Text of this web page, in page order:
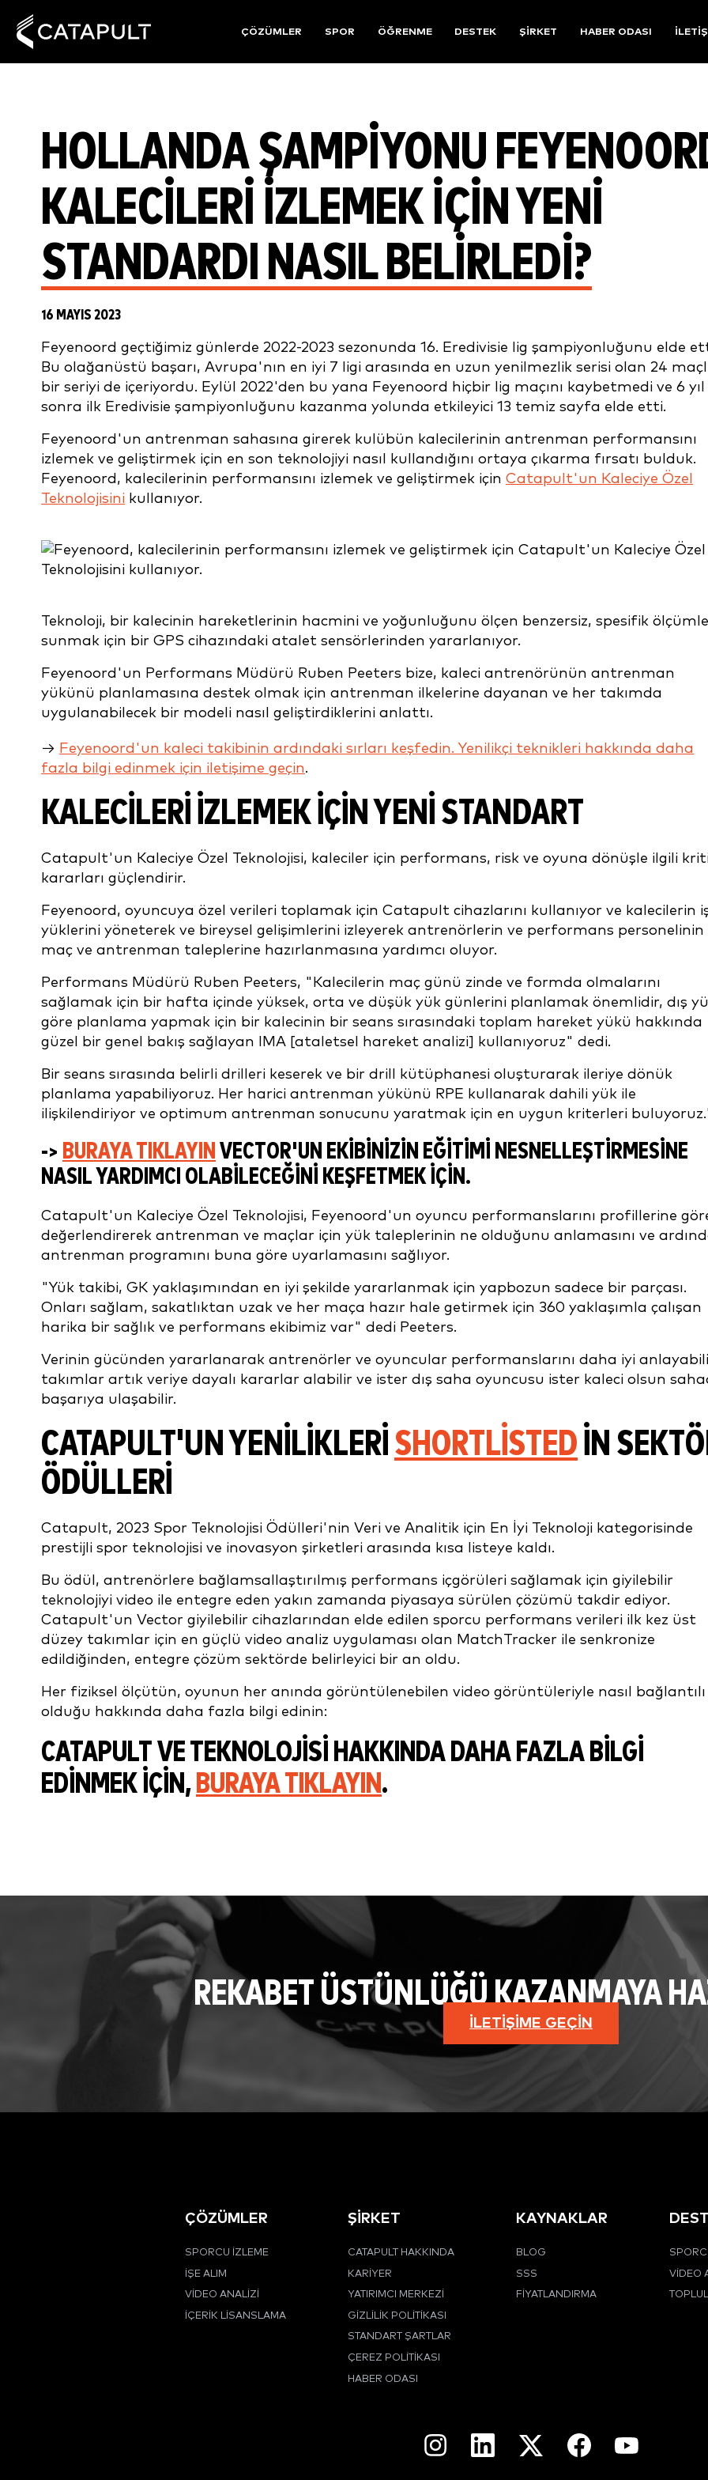
ÇÖZÜMLER SPOR ÖĞRENME DESTEK ŞIRKET HABER ODASI
HOLLANDA ŞAMPIYONU
KALECILERI İZLEMEK İÇIN YENI
STANDARDI NASIL BELIRLEDI?
16 MAYIS 2023
Feyenoord geçtiğimiz günlerde 2022-2023 sezonunda 16. Eredivisie lig şampiyonluğunu elde
Bu olağanüstü başarı, Avrupa'nın en iyi 7 ligi arasında en uzun yenilmezlik serisi olan 24
bir seriyi de içeriyordu. Eylül 2022'den bu yana Feyenoord hiçbir lig maçını kaybetmedi ve 6 yıl
sonra ilk Eredivisie şampiyonluğunu kazanma yolunda etkileyici 13 temiz sayfa elde etti.
Feyenoord'un antrenman sahasına girerek kulübün kalecilerinin antrenman performansını
izlemek ve geliştirmek için en son teknolojiyi nasıl kullandığını ortaya çıkarma fırsatı bulduk.
Feyenoord, kalecilerinin performansını izlemek ve geliştirmek için Catapult'un Kaleciye Özel
Teknolojisini kullanıyor.
Teknoloji, bir kalecinin hareketlerinin hacmini ve yoğunluğunu ölçen benzersiz, spesifik
sunmak için bir GPS cihazındaki atalet sensörlerinden yararlanıyor.
Feyenoord'un Performans Müdürü Ruben Peeters bize, kaleci antrenörünün antrenman
yükünü planlamasına destek olmak için antrenman ilkelerine dayanan ve her takımda
uygulanabilecek bir modeli nasıl geliştirdiklerini anlattı.
→ Feyenoord'un kaleci takibinin ardındaki sırları keşfedin. Yenilikçi teknikleri hakkında daha
fazla bilgi edinmek için iletişime geçin.
KALECILERI IZLEMEK IÇIN YENI STANDART
Catapult'un Kaleciye Özel Teknolojisi, kaleciler için performans, risk ve oyuna dönüşle ilgili
kararları güçlendirir.
Feyenoord, oyuncuya özel verileri toplamak için Catapult cihazlarını kullanıyor ve kalecilerin
yüklerini yöneterek ve bireysel gelişimlerini izleyerek antrenörlerin ve performans personelinin
maç ve antrenman taleplerine hazırlanmasına yardımcı oluyor.
Performans Müdürü Ruben Peeters, "Kalecilerin maç günü zinde ve formda olmalarını
sağlamak için bir hafta içinde yüksek, orta ve düşük yük günlerini planlamak önemlidir, dış
göre planlama yapmak için bir kalecinin bir seans sırasındaki toplam hareket yükü hakkında
güzel bir genel bakış sağlayan IMA [ataletsel hareket analizi] kullanıyoruz" dedi.
Bir seans sırasında belirli drilleri keserek ve bir drill kütüphanesi oluşturarak ileriye dönük
planlama yapabiliyoruz. Her harici antrenman yükünü RPE kullanarak dahili yük ile
ilişkilendiriyor ve optimum antrenman sonucunu yaratmak için en uygun kriterleri
-> BURAYA TIKLAYIN VECTOR'UN EKIBINIZIN EĞITIMI NESNELLEŞTIRMESINE
NASIL YARDIMCI OLABILECEĞINI KEŞFETMEK IÇIN.
Catapult'un Kaleciye Özel Teknolojisi, Feyenoord'un oyuncu performanslarını profillerine
değerlendirerek antrenman ve maçlar için yük taleplerinin ne olduğunu anlamasını ve
antrenman programını buna göre uyarlamasını sağlıyor.
"Yük takibi, GK yaklaşımından en iyi şekilde yararlanmak için yapbozun sadece bir parçası.
Onları sağlam, sakatlıktan uzak ve her maça hazır hale getirmek için 360 yaklaşımla çalışan
harika bir sağlık ve performans ekibimiz var" dedi Peeters.
Verinin gücünden yararlanarak antrenörler ve oyuncular performanslarını daha iyi
takımlar artık veriye dayalı kararlar alabilir ve ister dış saha oyuncusu ister kaleci olsun
başarıya ulaşabilir.
CATAPULT'UN YENILIKLERI S HORTLISTED IN
ÖDÜLLERI
Catapult, 2023 Spor Teknolojisi Ödülleri'nin Veri ve Analitik için En İyi Teknoloji kategorisinde
prestijli spor teknolojisi ve inovasyon şirketleri arasında kısa listeye kaldı.
Bu ödül, antrenörlere bağlamsallaştırılmış performans içgörüleri sağlamak için giyilebilir
teknolojiyi video ile entegre eden yakın zamanda piyasaya sürülen çözümü takdir ediyor.
Catapult'un Vector giyilebilir cihazlarından elde edilen sporcu performans verileri ilk kez üst
düzey takımlar için en güçlü video analiz uygulaması olan MatchTracker ile senkronize
edildiğinden, entegre çözüm sektörde belirleyici bir an oldu.
Her fiziksel ölçütün, oyunun her anında görüntülenebilen video görüntüleriyle nasıl bağlantılı
olduğu hakkında daha fazla bilgi edinin:
CATAPULT VE TEKNOLOJISI HAKKINDA DAHA FAZLA BILGI
EDINMEK IÇIN, BURAYA TIKLAYIN.
REKABET ÜSTÜNLÜĞÜ KAZANMAYA
İLETIŞIME GEÇIN
ÇÖZÜMLER
SPORCU İZLEME
İŞE ALIM
VIDEO ANALIZI
İÇERIK LISANSLAMA
ŞİRKET
CATAPULT HAKKINDA
KARIYER
YATIRIMCI MERKEZI
GIZLILIK POLITIKASI
STANDART ŞARTLAR
ÇEREZ POLITIKASI
HABER ODASI
KAYNAKLAR
BLOG
SSS
FIYATLANDIRMA
VIDEO